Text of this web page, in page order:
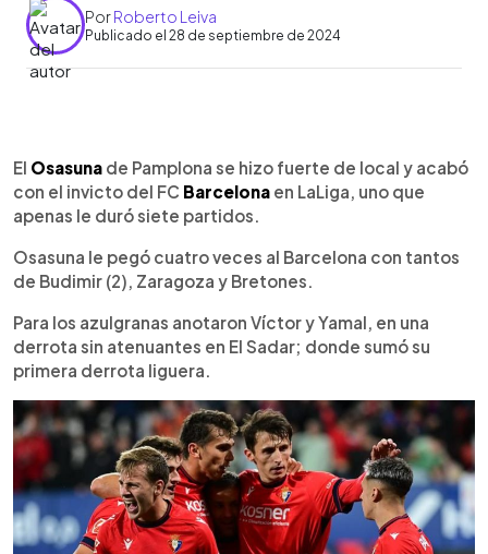
PorRoberto Leiva
Publicado el 28 de septiembre de 2024
Escuchar artículo
El Osasuna de Pamplona se hizo fuerte de local y acabó
con el invicto del FC Barcelona en LaLiga, uno que
apenas le duró siete partidos.
Osasuna le pegó cuatro veces al Barcelona con tantos
de Budimir (2), Zaragoza y Bretones.
Para los azulgranas anotaron Víctor y Yamal, en una
derrota sin atenuantes en El Sadar; donde sumó su
primera derrota liguera.